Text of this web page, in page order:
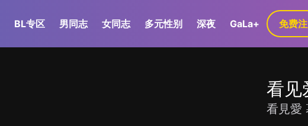
BL专区 男同志 女同志 多元性别 深夜 GaLa+ 免费
看见
看見愛